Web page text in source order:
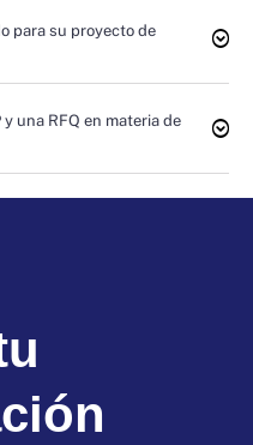
para su proyecto de
una RFQ en materia de